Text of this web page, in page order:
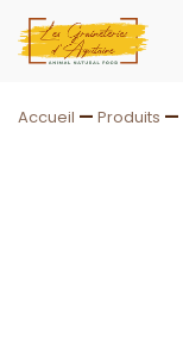
Accueil — Produits —